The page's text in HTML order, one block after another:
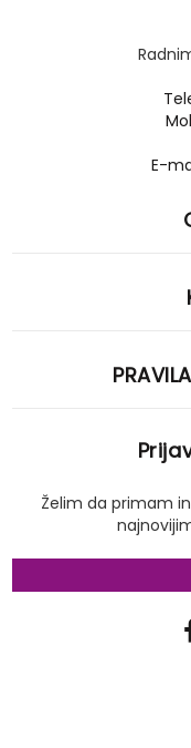
E-
Želim da primam